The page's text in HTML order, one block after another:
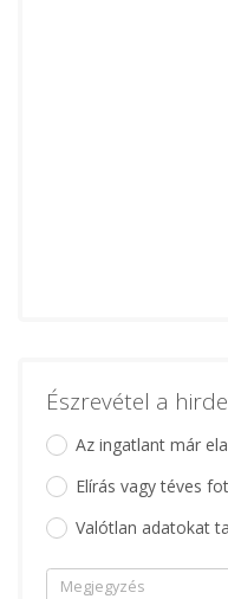
Észrevétel a
Az ingatlant már
Elírás vagy téves
Valótlan adatokat